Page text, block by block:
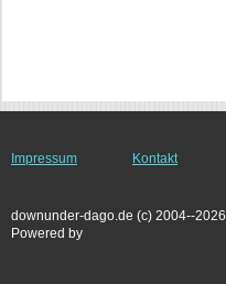
Impressum Kontakt
downunder-dago.de (c) 2004--2026
Powered by